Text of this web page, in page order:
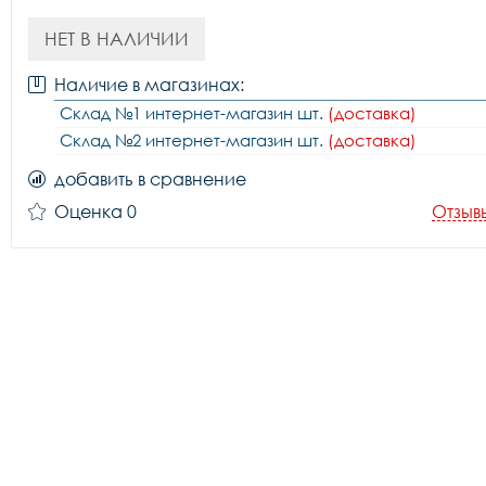
НЕТ В НАЛИЧИИ
Наличие в магазинах:
Склад №1 интернет-магазин шт. (доставка)
Склад №2 интернет-магазин шт. (доставка)
добавить в сравнение
Оценка 0